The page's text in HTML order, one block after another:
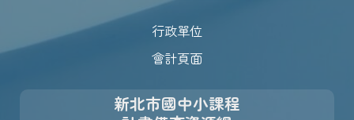
行政單位
會計頁面
新北市國中小課程